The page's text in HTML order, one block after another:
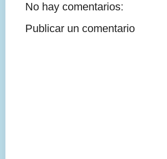
No hay comentarios:
Publicar un comentario